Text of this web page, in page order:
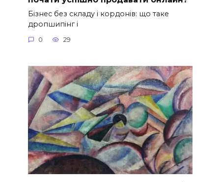
Бізнес без складу і кордонів: що таке
дропшипінг і
0 29